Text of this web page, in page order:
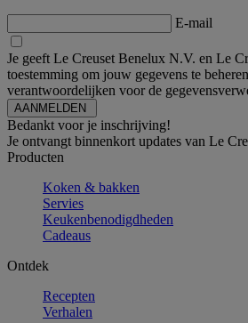
E-mail
Je geeft Le Creuset Benelux N.V. en Le
toestemming om jouw gegevens te
verantwoordelijken voor de
Bedankt voor je inschrijving!
Je ontvangt binnenkort updates van Le
Producten
Koken & bakken
Servies
Keukenbenodigdheden
Cadeaus
Ontdek
Recepten
Verhalen